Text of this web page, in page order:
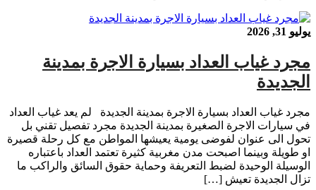
يوليو 31, 2026
مجرد غياب العداد بسيارة الاجرة بمدينة
الجديدة
مجرد غياب العداد بسيارة الاجرة بمدينة الجديدة لم يعد غياب العداد
في سيارات الاجرة الصغيرة بمدينة الجديدة مجرد تفصيل تقني بل
تحول الى عنوان لفوضى يومية يعيشها المواطن مع كل رحلة قصيرة
او طويلة وبينما اصبحت مدن مغربية كثيرة تعتمد العداد باعتباره
الوسيلة الوحيدة لضبط التعريفة وحماية حقوق السائق والراكب ما
تزال الجديدة تعيش […]